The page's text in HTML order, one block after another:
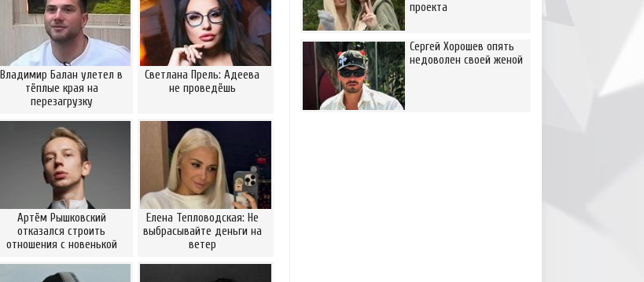
Владимир Балан улетел в
тёплые края на
перезагрузку
Светлана Прель: Адеева
не проведёшь
Артём Рышковский
отказался строить
отношения с новенькой
Елена Тепловодская: Не
выбрасывайте деньги на
ветер
проекта
Сергей Хорошев опять
недоволен своей женой